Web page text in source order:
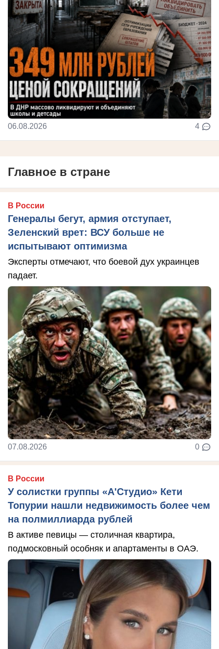
06.08.2026 4
Главное в стране
В России
Генералы бегут, армия отступает,
Зеленский врет: ВСУ больше не
испытывают оптимизма
Эксперты отмечают, что боевой дух украинцев
падает.
07.08.2026 0
В России
У солистки группы «А'Студио» Кети
Топурии нашли недвижимость более чем
на полмиллиарда рублей
В активе певицы — столичная квартира,
подмосковный особняк и апартаменты в ОАЭ.